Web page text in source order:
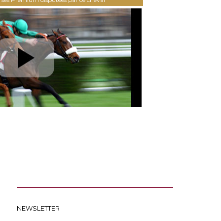
NEWSLETTER